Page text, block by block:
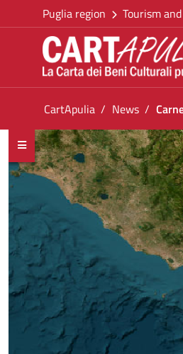
Skip to Content
Go back to the homepage
Go to navigation menu
Go to content
Go to the footer
Puglia region Tourism
You are in:
CartApulia News
Carnevale al Museo